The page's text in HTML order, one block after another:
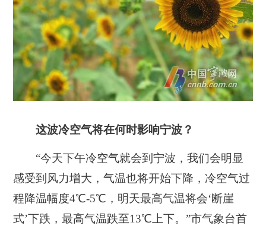
这波冷空气将在何时影响宁波？
“今天下午冷空气就会到宁波，我们会明显
感受到风力增大，气温也将开始下降，冷空气过
程降温幅度4℃-5℃，明天最高气温将会‘断崖
式’下跌，最高气温跌至13℃上下。”市气象台首